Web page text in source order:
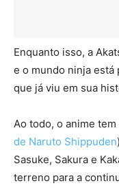
Enquanto isso, a
e o mundo ninja
que já viu em sua
Ao todo, o anime
de Naruto Shippuden
Sasuke, Sakura e
terreno para a